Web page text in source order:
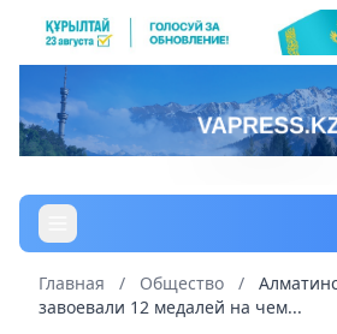
Главная / Общество /
завоевали 12 медалей на чем...